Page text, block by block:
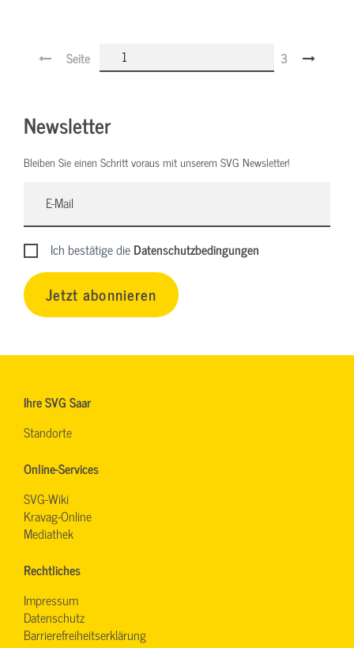
Seite 3
Newsletter
Bleiben Sie einen Schritt voraus mit unserem SVG Newsletter!
Ich bestätige dieDatenschutzbedingungen
Jetzt abonnieren
Ihre SVG Saar
Standorte
Online-Services
SVG-Wiki
Kravag-Online
Mediathek
Rechtliches
Impressum
Datenschutz
Barrierefreiheitserklärung